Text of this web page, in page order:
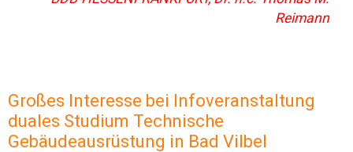
Reimann
Großes Interesse bei Infoveranstaltung
duales Studium Technische
Gebäudeausrüstung in Bad Vilbel